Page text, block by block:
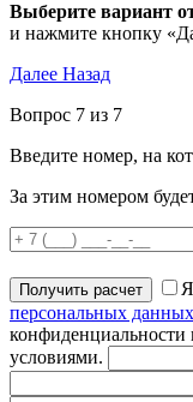
Выберите вариант
и нажмите кнопку
Далее Назад
Вопрос 7 из 7
Введите номер, на
За этим номером
персональных данных
конфиденциальности
условиями.